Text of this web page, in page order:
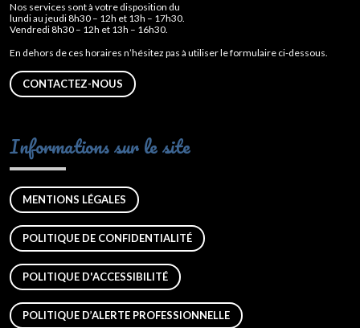
Nos services sont à votre disposition du
lundi au jeudi 8h30 – 12h et 13h – 17h30.
Vendredi 8h30 – 12h et 13h – 16h30.
En dehors de ces horaires n’hésitez pas à utiliser le formulaire ci-dessous.
CONTACTEZ-NOUS
Informations sur le site
MENTIONS LÉGALES
POLITIQUE DE CONFIDENTIALITÉ
POLITIQUE D'ACCESSIBILITÉ
POLITIQUE D’ALERTE PROFESSIONNELLE